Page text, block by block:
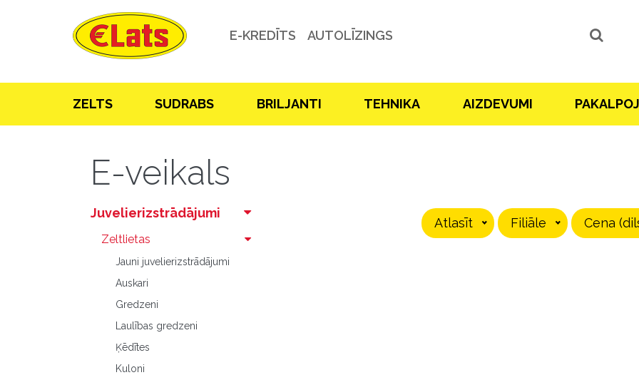
E-KREDĪTS AUTOLĪZINGS
ZELTS SUDRABS BRILJANTI TEHNIKA AIZDEVUMI
E-veikals
Juvelierizstrādājumi
Zeltlietas
Jauni juvelierizstrādājumi
Auskari
Gredzeni
Laulības gredzeni
Ķēdītes
Kuloni
Cena
Filiāle
Atlasīt